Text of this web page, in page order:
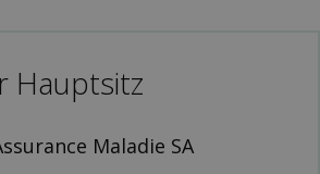
Hauptsitz
Maladie SA